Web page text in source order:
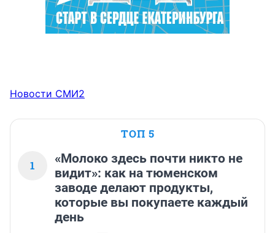
Новости СМИ2
ТОП 5
1
«Молоко здесь почти никто не
видит»: как на тюменском
заводе делают продукты,
которые вы покупаете каждый
день